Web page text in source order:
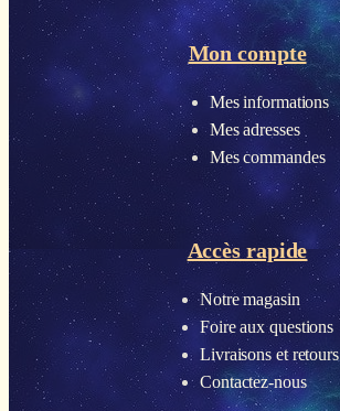
Mon compte
Mes informations
Mes adresses
Mes commandes
Accès rapide
Notre magasin
Foire aux questions
Livraisons et retours
Contactez-nous